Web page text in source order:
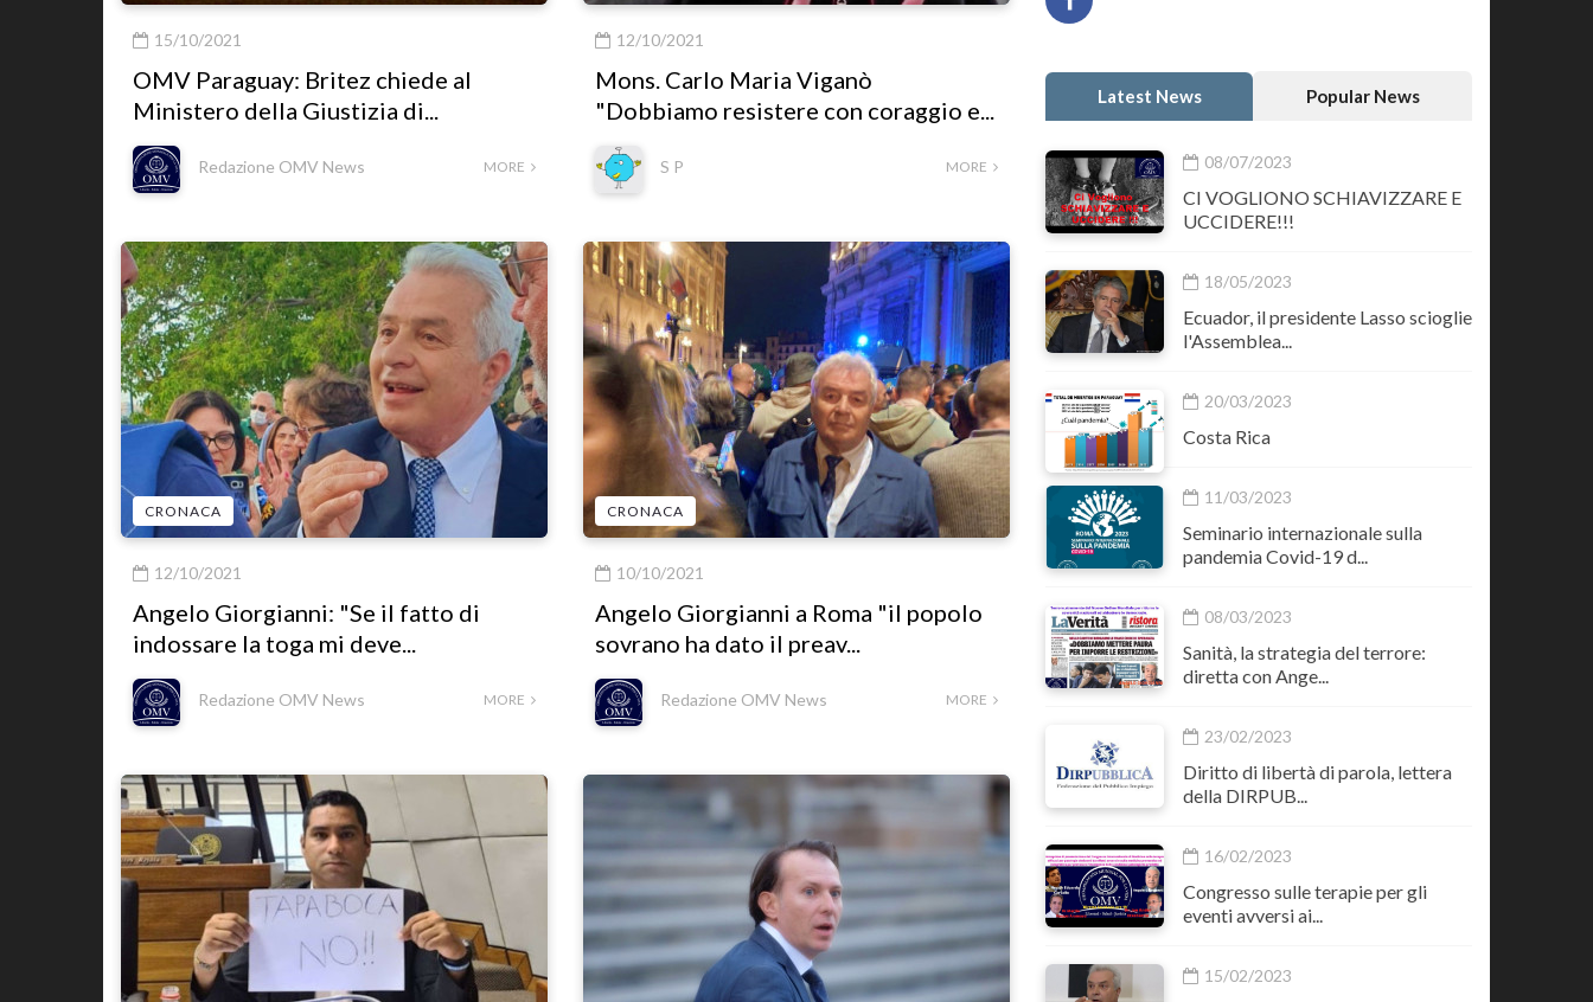
15/10/2021
OMV Paraguay: Britez chiede al
Ministero della Giustizia di...
Redazione OMV News MORE
12/10/2021
Mons. Carlo Maria Viganò
"Dobbiamo resistere con coraggio e...
S P MORE
CRONACA
12/10/2021
Angelo Giorgianni: "Se il fatto di
indossare la toga mi deve...
Redazione OMV News MORE
CRONACA
10/10/2021
Angelo Giorgianni a Roma "il popolo
sovrano ha dato il preav...
Redazione OMV News MORE
Latest News Popular News
08/07/2023
CI VOGLIONO SCHIAVIZZARE E
UCCIDERE!!!
18/05/2023
Ecuador, il presidente Lasso scioglie
l'Assemblea...
20/03/2023
Costa Rica
11/03/2023
Seminario internazionale sulla
pandemia Covid-19 d...
08/03/2023
Sanità, la strategia del terrore:
diretta con Ange...
23/02/2023
Diritto di libertà di parola, lettera
della DIRPUB...
16/02/2023
Congresso sulle terapie per gli
eventi avversi ai...
15/02/2023